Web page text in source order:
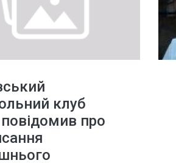
клуб
про